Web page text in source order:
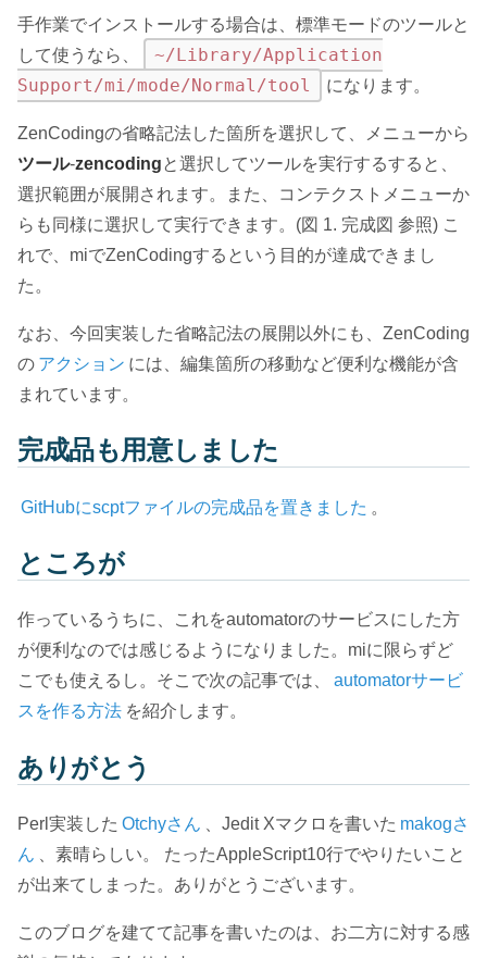
手作業でインストールする場合は、標準モードのツールと
して使うなら、
~/Library/Application
Support/mi/mode/Normal/tool
になります。
ZenCodingの省略記法した箇所を選択して、メニューから
ツール-zencodingと選択してツールを実行するすると、
選択範囲が展開されます。また、コンテクストメニューか
らも同様に選択して実行できます。(図 1. 完成図 参照) こ
れで、miでZenCodingするという目的が達成できまし
た。
なお、今回実装した省略記法の展開以外にも、ZenCoding
の アクション には、編集箇所の移動など便利な機能が含
まれています。
完成品も用意しました
GitHubにscptファイルの完成品を置きました 。
ところが
作っているうちに、これをautomatorのサービスにした方
が便利なのでは感じるようになりました。miに限らずど
こでも使えるし。そこで次の記事では、
automatorサービ
スを作る方法 を紹介します。
ありがとう
Perl実装した Otchyさん 、Jedit Xマクロを書いた makogさ
ん
、素晴らしい。 たったAppleScript10行でやりたいこと
が出来てしまった。ありがとうございます。
このブログを建てて記事を書いたのは、お二方に対する感